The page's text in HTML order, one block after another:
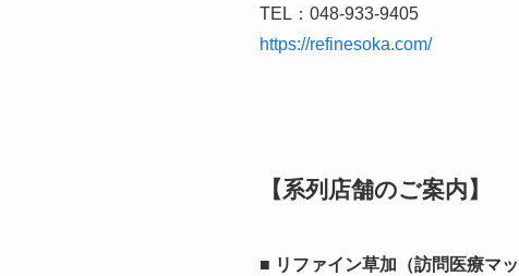
TEL：048-933-9405
https://refinesoka.com/
【系列店舗のご案内】
■ リファイン草加（訪問医療マッ